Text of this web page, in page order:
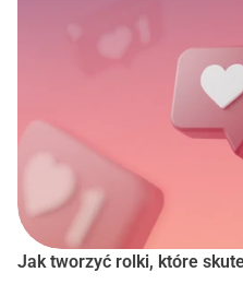
Jak tworzyć rolki, które